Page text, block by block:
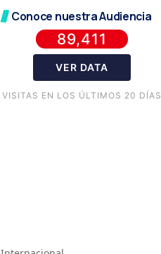
Conoce nuestra Audiencia
89,411
VER DATA
VISITAS EN LOS ÚLTIMOS 20 DÍAS